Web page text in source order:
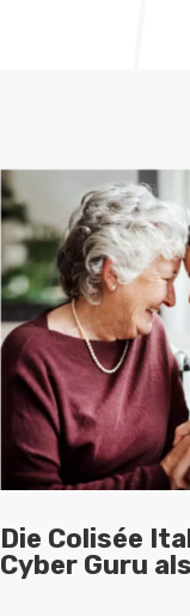
Die Colisée
Cyber Guru